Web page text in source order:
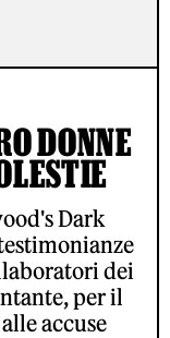
DONNE
Dark
dei
per il
accuse